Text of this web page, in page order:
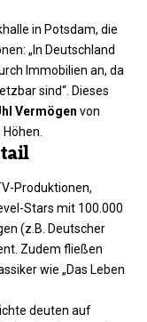
in Potsdam, die
„In Deutschland
Immobilien an, da
sind“. Dieses
Vermögen von
Produktionen,
Stars mit 100.000
(z.B. Deutscher
Zudem fließen
wie „Das Leben
deuten auf